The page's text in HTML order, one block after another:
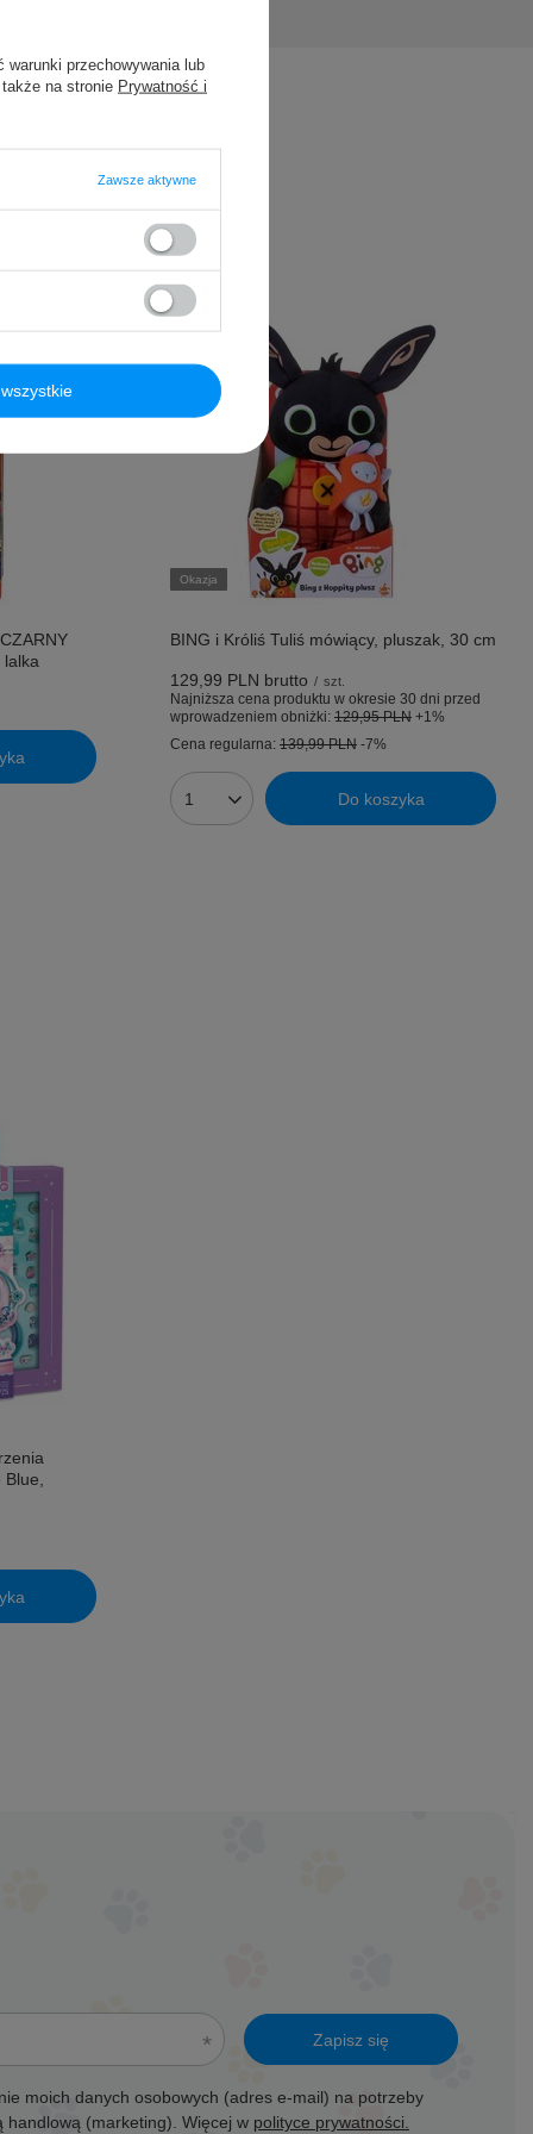
lalka
Okazja
BING i Króliś Tuliś mówiący, pluszak, 30 cm
129,99 PLN brutto / szt.
Najniższa cena produktu w okresie 30 dni przed
wprowadzeniem obniżki: 129,95 PLN +1%
Cena regularna: 139,99 PLN -7%
Ilość produktów Do koszyka
moich danych osobowych (adres e-mail) na potrzeby
handlową (marketing). Więcej w polityce prywatności.
Zapisz się
warunki przechowywania lub
na stronie Prywatność i
Zawsze aktywne